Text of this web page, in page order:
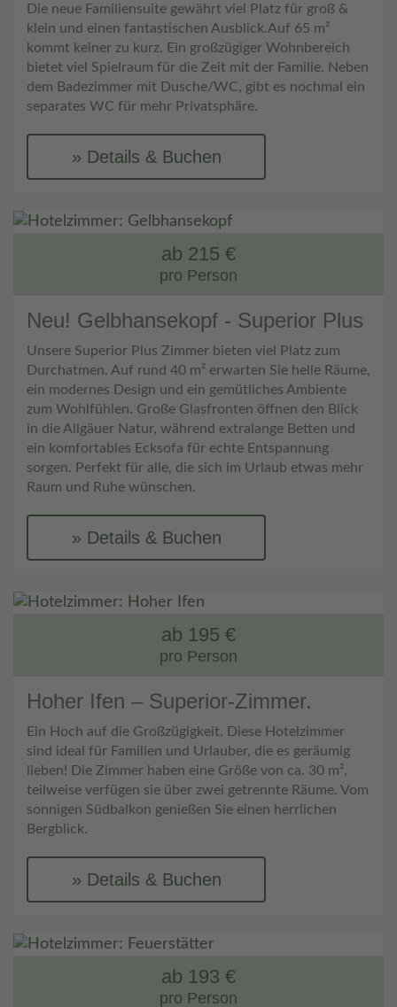
Die neue Familiensuite gewährt viel Platz für groß &
klein und einen fantastischen Ausblick.Auf 65 m²
kommt keiner zu kurz. Ein großzügiger Wohnbereich
bietet viel Spielraum für die Zeit mit der Familie. Neben
dem Badezimmer mit Dusche/WC, gibt es nochmal ein
separates WC für mehr Privatsphäre.
Details & Buchen
ab 215 €
pro Person
Neu! Gelbhansekopf - Superior Plus
Unsere Superior Plus Zimmer bieten viel Platz zum
Durchatmen. Auf rund 40 m² erwarten Sie helle Räume,
ein modernes Design und ein gemütliches Ambiente
zum Wohlfühlen. Große Glasfronten öffnen den Blick
in die Allgäuer Natur, während extralange Betten und
ein komfortables Ecksofa für echte Entspannung
sorgen. Perfekt für alle, die sich im Urlaub etwas mehr
Raum und Ruhe wünschen.
Details & Buchen
ab 195 €
pro Person
Hoher Ifen – Superior-Zimmer.
Ein Hoch auf die Großzügigkeit. Diese Hotelzimmer
sind ideal für Familien und Urlauber, die es geräumig
lieben! Die Zimmer haben eine Größe von ca. 30 m²,
teilweise verfügen sie über zwei getrennte Räume. Vom
sonnigen Südbalkon genießen Sie einen herrlichen
Bergblick.
Details & Buchen
ab 193 €
pro Person